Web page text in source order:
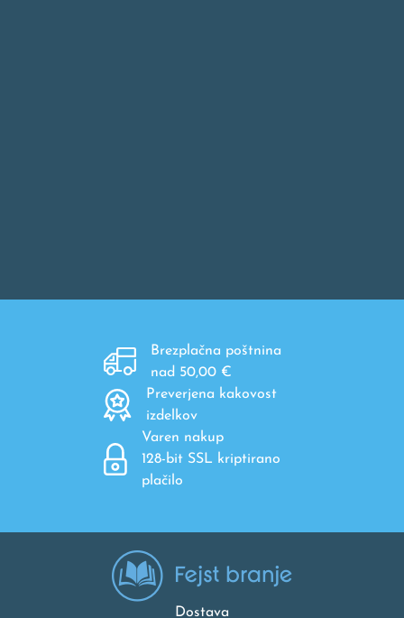
Brezplačna poštnina
nad 50,00 €
Preverjena kakovost
izdelkov
Varen nakup
128-bit SSL kriptirano
plačilo
Dostava